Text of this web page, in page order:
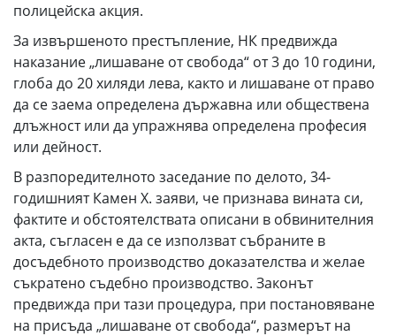
полицейска акция.
За извършеното престъпление, НК предвижда
наказание „лишаване от свобода“ от 3 до 10 години,
глоба до 20 хиляди лева, както и лишаване от право
да се заема определена държавна или обществена
длъжност или да упражнява определена професия
или дейност.
В разпоредителното заседание по делото, 34-
годишният Камен Х. заяви, че признава вината си,
фактите и обстоятелствата описани в обвинителния
акта, съгласен е да се използват събраните в
досъдебното производство доказателства и желае
съкратено съдебно производство. Законът
предвижда при тази процедура, при постановяване
на присъда „лишаване от свобода“, размерът на